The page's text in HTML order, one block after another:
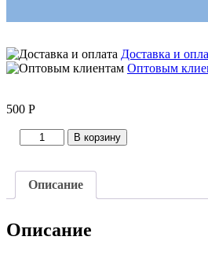
Доставка и
Оптовым
500 Р
Количество
товара
сертификат
В корзину
Описание
Описание